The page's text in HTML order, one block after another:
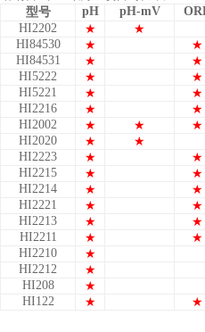
型号
pH pH-mV
HI2202
★ ★
HI84530
★ ★
HI84531
★ ★
HI5222
★ ★
HI5221
★ ★
HI2216
★ ★
HI2002
★ ★ ★
HI2020
★ ★
HI2223
★ ★
HI2215
★ ★
HI2214
★ ★
HI2221
★ ★
HI2213
★ ★
HI2211
★ ★
HI2210
★
HI2212
★
HI208
★
HI122
★ ★